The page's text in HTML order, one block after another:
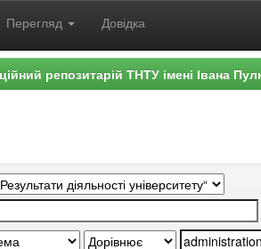
Перегляд Довідка
репозитарій ТНТУ імені Івана